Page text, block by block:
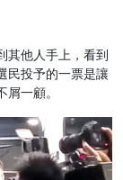
其他人手上，看到
民投予的一票是讓
一顧。